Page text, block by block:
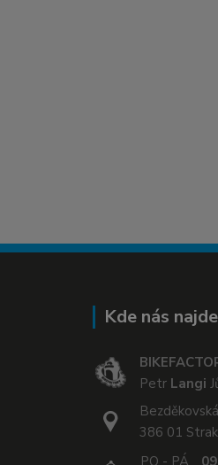
Kde nás
Petr Langi
386 01
PO - PÁ